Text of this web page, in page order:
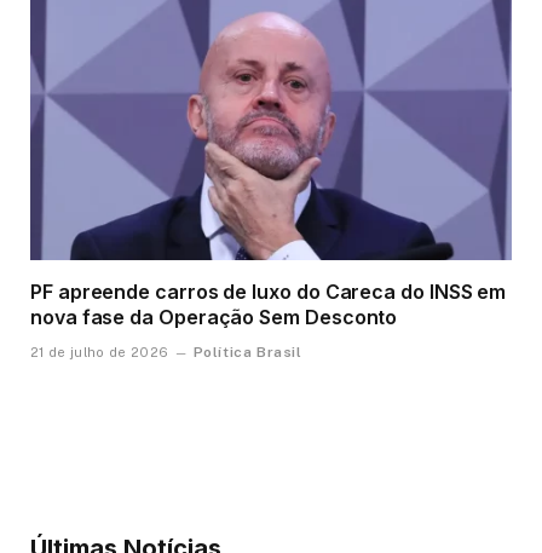
PF apreende carros de luxo do Careca do INSS em
nova fase da Operação Sem Desconto
21 de julho de 2026 Política Brasil